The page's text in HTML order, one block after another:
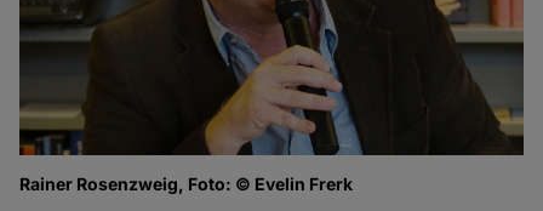
Rainer Rosenzweig, Foto: © Evelin Frerk